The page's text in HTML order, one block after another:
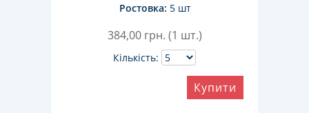
Ростовка: 5 шт
384,00 грн. (1 шт.)
Кількість:
Купити